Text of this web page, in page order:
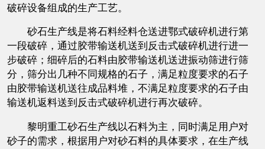
破碎设备组成的生产工艺。
砂石生产线是将石料经料仓送进鄂式破碎机进行第
一段破碎，通过胶带输送机送到反击式破碎机进行进一
步破碎；细碎后的石料由胶带输送机送进振动筛进行筛
分，筛分出几种不同规格的石子，满足粒度要求的石子
由胶带输送机送往成品料堆，不满足粒度要求的石子由
输送机返料送到反击式破碎机进行再次破碎。
黎明重工砂石生产线以石料为主，同时满足用户对
砂子的需求，根据用户对砂石料的具体要求，在生产线